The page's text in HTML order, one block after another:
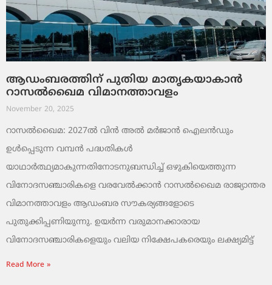
ആഡംബരത്തിന് പുതിയ മാതൃകയാകാൻ
റാസൽഖൈമ വിമാനത്താവളം
November 20, 2025
റാസൽഖൈമ: 2027ൽ വിൻ അൽ മർജാൻ ഐലൻഡും
ഉൾപ്പെടുന്ന വമ്പൻ പദ്ധതികൾ
യാഥാർത്ഥ്യമാകുന്നതിനോടനുബന്ധിച്ച് ഒഴുകിയെത്തുന്ന
വിനോദസഞ്ചാരികളെ വരവേൽക്കാൻ റാസൽഖൈമ രാജ്യാന്തര
വിമാനത്താവളം ആഡംബര സൗകര്യങ്ങളോടെ
പുതുക്കിപ്പണിയുന്നു. ഉയർന്ന വരുമാനക്കാരായ
വിനോദസഞ്ചാരികളെയും വലിയ നിക്ഷേപകരെയും ലക്ഷ്യമിട്ട്
Read More »